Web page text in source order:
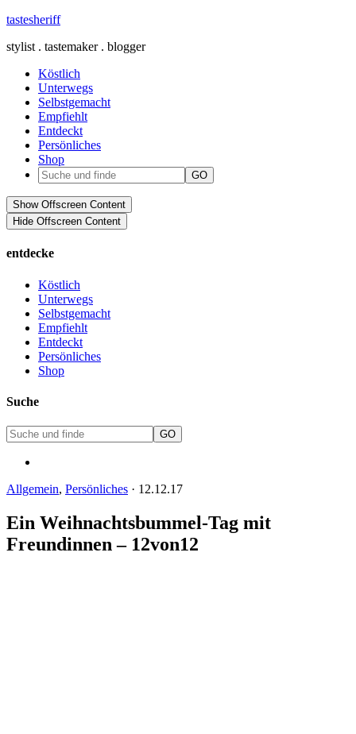
tastesheriff
stylist . tastemaker . blogger
Köstlich
Unterwegs
Selbstgemacht
Empfiehlt
Entdeckt
Persönliches
Shop
Show Offscreen Content
Hide Offscreen Content
entdecke
Köstlich
Unterwegs
Selbstgemacht
Empfiehlt
Entdeckt
Persönliches
Shop
Suche
Allgemein, Persönliches · 12.12.17
Ein Weihnachtsbummel-Tag mit
Freundinnen – 12von12